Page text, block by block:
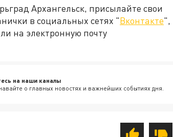
Архангельск, присылайте свои
в социальных сетях "Вконтакте",
на электронную почту
на наши каналы
о главных новостях и важнейших событиях дня.